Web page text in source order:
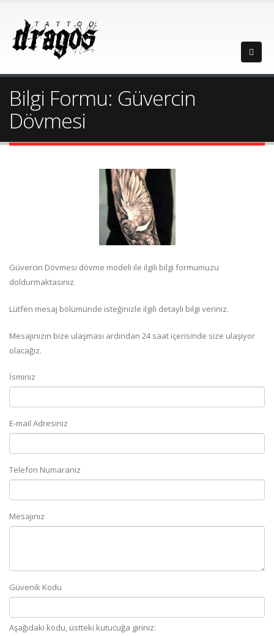
Bilgi Formu: Güvercin
Dövmesi
Güvercin Dövmesi dövme modeli ile ilgili bilgi formumuzu
doldurmaktasınız.
Lütfen mesaj bölümünde isteğinizle ilgili detaylı bilgi veriniz.
Mesajınızın bize ulaşması ardından 24 saat içerisinde size ulaşıyor
olacağız.
İsminiz
E-mail Adresiniz
Telefon Numaranız
Mesajınız
Güvenik Kodu
Aşağıdaki kodu, üstteki kutucuğa giriniz: